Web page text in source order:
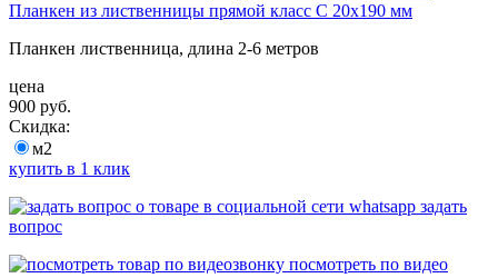
Планкен из лиственницы прямой класс С 20x190 мм
Планкен лиственница, длина 2-6 метров
цена
900 руб.
Скидка:
м2
купить в 1 клик
задать
вопрос
посмотреть по видео